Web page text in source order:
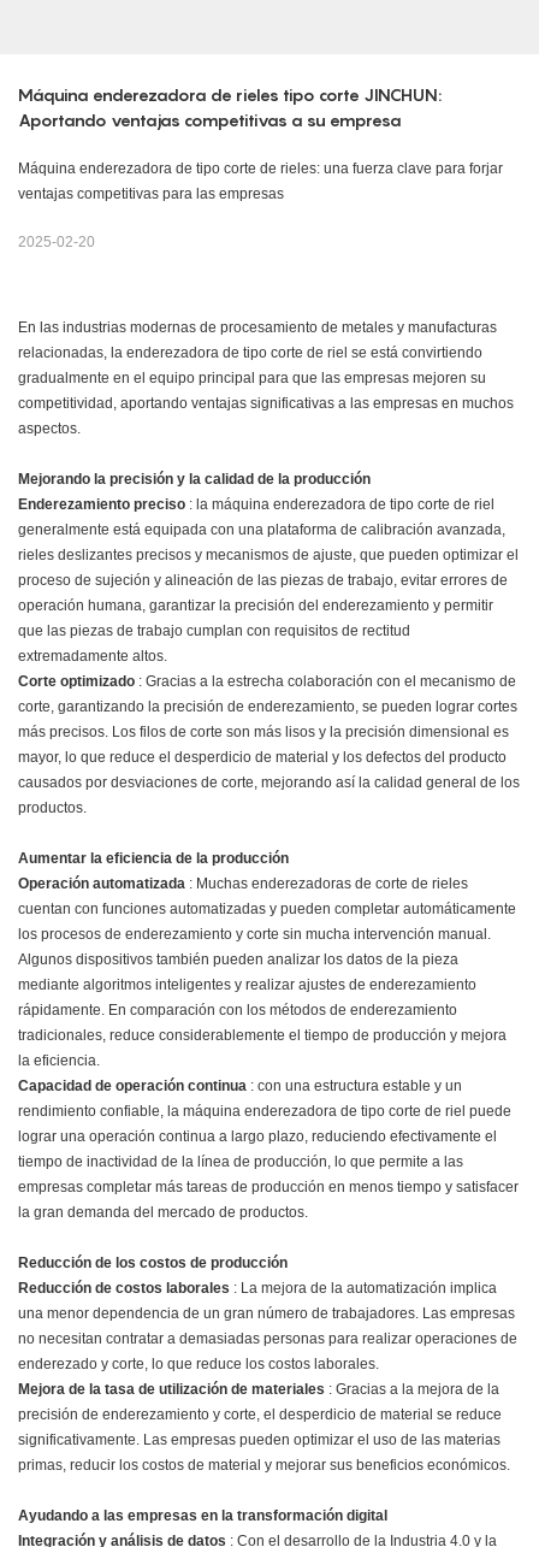
Máquina enderezadora de rieles tipo corte JINCHUN:
Aportando ventajas competitivas a su empresa
Máquina enderezadora de tipo corte de rieles: una fuerza clave para forjar
ventajas competitivas para las empresas
2025-02-20
En las industrias modernas de procesamiento de metales y manufacturas
relacionadas, la enderezadora de tipo corte de riel se está convirtiendo
gradualmente en el equipo principal para que las empresas mejoren su
competitividad, aportando ventajas significativas a las empresas en muchos
aspectos.
Mejorando la precisión y la calidad de la producción
Enderezamiento preciso : la máquina enderezadora de tipo corte de riel
generalmente está equipada con una plataforma de calibración avanzada,
rieles deslizantes precisos y mecanismos de ajuste, que pueden optimizar el
proceso de sujeción y alineación de las piezas de trabajo, evitar errores de
operación humana, garantizar la precisión del enderezamiento y permitir
que las piezas de trabajo cumplan con requisitos de rectitud
extremadamente altos.
Corte optimizado : Gracias a la estrecha colaboración con el mecanismo de
corte, garantizando la precisión de enderezamiento, se pueden lograr cortes
más precisos. Los filos de corte son más lisos y la precisión dimensional es
mayor, lo que reduce el desperdicio de material y los defectos del producto
causados ​​por desviaciones de corte, mejorando así la calidad general de los
productos.
Aumentar la eficiencia de la producción
Operación automatizada : Muchas enderezadoras de corte de rieles
cuentan con funciones automatizadas y pueden completar automáticamente
los procesos de enderezamiento y corte sin mucha intervención manual.
Algunos dispositivos también pueden analizar los datos de la pieza
mediante algoritmos inteligentes y realizar ajustes de enderezamiento
rápidamente. En comparación con los métodos de enderezamiento
tradicionales, reduce considerablemente el tiempo de producción y mejora
la eficiencia.
Capacidad de operación continua : con una estructura estable y un
rendimiento confiable, la máquina enderezadora de tipo corte de riel puede
lograr una operación continua a largo plazo, reduciendo efectivamente el
tiempo de inactividad de la línea de producción, lo que permite a las
empresas completar más tareas de producción en menos tiempo y satisfacer
la gran demanda del mercado de productos.
Reducción de los costos de producción
Reducción de costos laborales : La mejora de la automatización implica
una menor dependencia de un gran número de trabajadores. Las empresas
no necesitan contratar a demasiadas personas para realizar operaciones de
enderezado y corte, lo que reduce los costos laborales.
Mejora de la tasa de utilización de materiales : Gracias a la mejora de la
precisión de enderezamiento y corte, el desperdicio de material se reduce
significativamente. Las empresas pueden optimizar el uso de las materias
primas, reducir los costos de material y mejorar sus beneficios económicos.
Ayudando a las empresas en la transformación digital
Integración y análisis de datos : Con el desarrollo de la Industria 4.0 y la